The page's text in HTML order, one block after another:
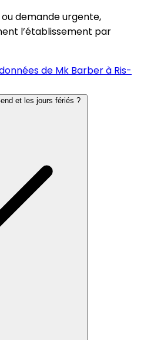
demande urgente,
l’établissement par
de Mk Barber à Ris-
et les jours fériés ?